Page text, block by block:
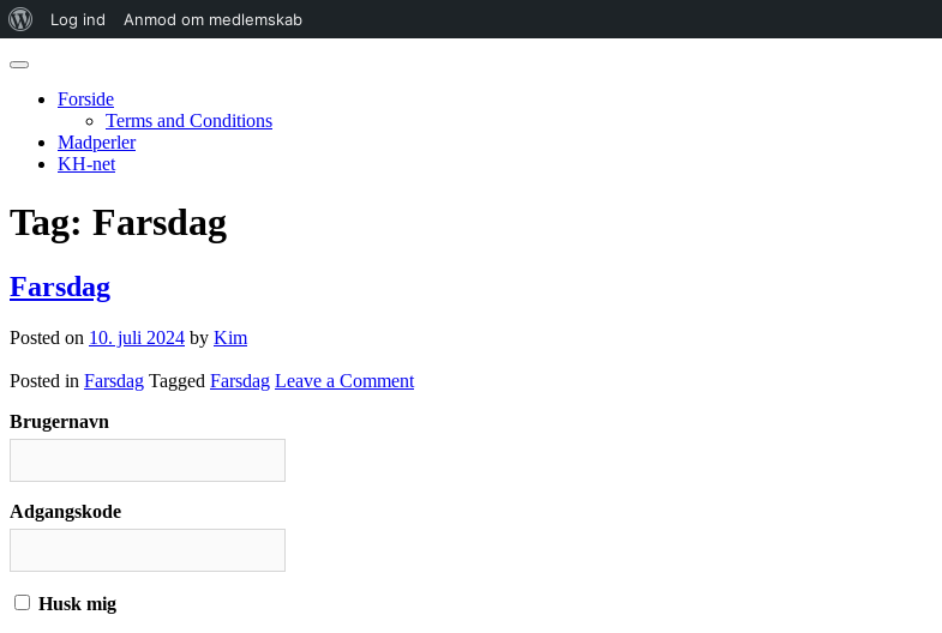
OmLog ind Anmod om medlemskab
Skip
contentForside
Terms and Conditions
Madperler
KH-net
Tag: Farsdag
Farsdag
Posted on 10. juli 2024 by Kim
Posted in Farsdag Tagged Farsdag Leave a Commenton
Brugernavn
Adgangskode
Husk mig